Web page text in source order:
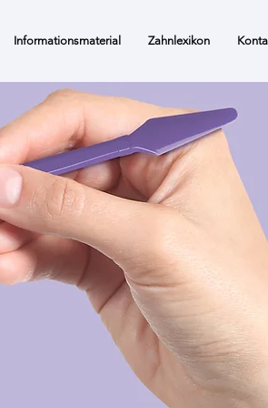
Informationsmaterial Zahnlexikon